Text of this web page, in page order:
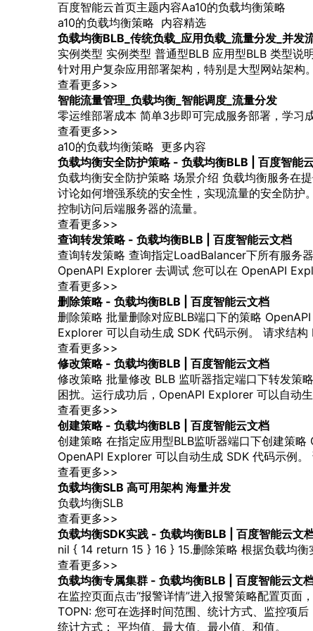
百度智能云首页主题内容Aa10的负载均衡策略
a10的负载均衡策略 内容精选
负载均衡BLB_传统负载 _应用负载 _流量分发_并发
实例类型 实例类型 普通型BLB 应用型BLB 类型说
针对用户复杂应用部署架构，特别是大型网站架构
查看更多>>
智能流量管理_ 负载均衡 _智能调度_流量分发
零运维部署成本 简单3步即可完成服务部署，学习
查看更多>>
a10的负载均衡策略 更多内容
负载均衡安全防护策略- 负载均衡BLB | 百度智能
负载均衡安全防护策略 场景介绍 负载均衡服务在
讨论如何增强系统的安全性，实现流量的安全防护
控制访问后端服务器的流量。
查看更多>>
查询转发策略- 负载均衡BLB | 百度智能云文档
查询转发策略 查询指定LoadBalancer下所有服务
OpenAPI Explorer 去调试 您可以在 OpenAPI
查看更多>>
删除策略- 负载均衡BLB | 百度智能云文档
删除策略 批量删除对应BLB端口下的策略
Explorer 可以自动生成 SDK 代码示例。 请求结
查看更多>>
修改策略- 负载均衡BLB | 百度智能云文档
修改策略 批量修改 BLB 监听器指定端口下转发策略
困扰。运行成功后，OpenAPI Explorer 可以自
查看更多>>
创建策略- 负载均衡BLB | 百度智能云文档
创建策略 在指定应用型BLB监听器端口下创建策略
OpenAPI Explorer 可以自动生成 SDK 代码示例
查看更多>>
负载均衡SLB 高可用架构 海量并发
负载均衡SLB
查看更多>>
负载均衡SDK实践 - 负载均衡BLB | 百度智能云文
nil { 14 return 15 } 16 } 15.删除策略 根据负载均衡
查看更多>>
负载均衡专属集群 - 负载均衡BLB | 百度智能云文
在监控页面点击“报警详情”进入报警策略配置页面
TOPN: 您可在选择时间范围、统计方式、监控项
统计方式： 平均值、最大值、最小值、和值。